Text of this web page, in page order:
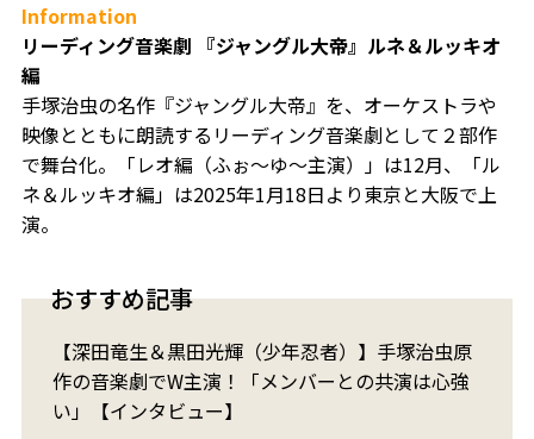
Information
リーディング音楽劇 『ジャングル大帝』ルネ＆ルッキオ
編
手塚治虫の名作『ジャングル大帝』を、オーケストラや
映像とともに朗読するリーディング音楽劇として２部作
で舞台化。「レオ編（ふぉ〜ゆ〜主演）」は12月、「ル
ネ＆ルッキオ編」は2025年1月18日より東京と大阪で上
演。
おすすめ記事
【深田竜生＆黒田光輝（少年忍者）】手塚治虫原
作の音楽劇でW主演！「メンバーとの共演は心強
い」【インタビュー】